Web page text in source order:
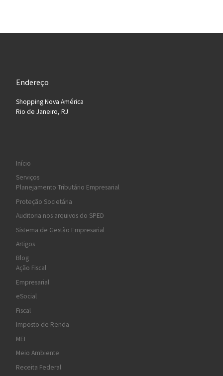
Endereço
Shopping Nova América
Rio de Janeiro, RJ
Início
Serviços
Planejamento Tributário Empresarial
Proteção Societária
Auditoria nos arquivos do SPED
Sistema de Gestão Empresarial
Artigos
Blog
Ação Fiscal
Empresarial
eSocial
Fiscal
Imposto de Renda
MEI
Meio Ambiente
Receita Federal